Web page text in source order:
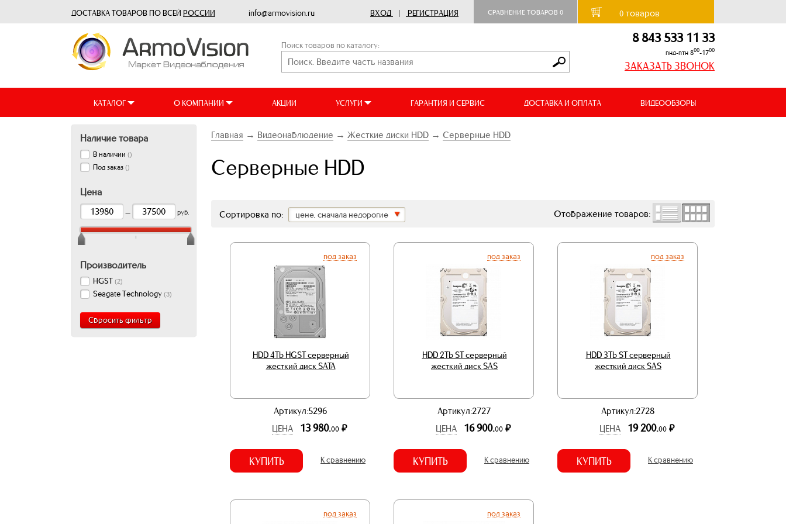
ДОСТАВКА ТОВАРОВ ПО ВСЕЙ РОССИИ info@armovision.ru ВХОД | РЕГИСТРАЦИЯ СРАВНЕНИЕ ТОВАРОВ 0 0товаров
Поиск товаров по каталогу: 8 843 533 11 33
пнд-птн 800-1700
ЗАКАЗАТЬ ЗВОНОК
КАТАЛОГ О КОМПАНИИ АКЦИИ УСЛУГИ ГАРАНТИЯ И СЕРВИС ДОСТАВКА И ОПЛАТА ВИДЕООБЗОРЫ
Наличие товара
В наличии ()
Под заказ ()
Цена
— руб.
Производитель
HGST (2)
Seagate Technology (3)
Сбросить фильтр
Главная → Видеонаблюдение → Жесткие диски HDD → Серверные HDD
Серверные HDD
Отображение товаров:
Сортировка по: цене, сначала недорогие
под заказ
HDD 4Tb HGST серверный
жесткий диск SATA
Артикул:5296
ЦЕНА
13 980.00 р.
КУПИТЬ К сравнению
под заказ
HDD 2Tb ST серверный
жесткий диск SAS
Артикул:2727
ЦЕНА
16 900.00 р.
КУПИТЬ К сравнению
под заказ
HDD 3Tb ST серверный
жесткий диск SAS
Артикул:2728
ЦЕНА
19 200.00 р.
КУПИТЬ К сравнению
под заказ под заказ